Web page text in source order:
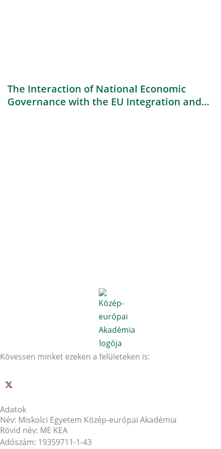
The Interaction of National Economic
Governance with the EU Integration and
Kövessen minket ezeken a felületeken is:
Adatok
Név: Miskolci Egyetem Közép-európai Akadémia
Rövid név: ME KEA
Adószám: 19359711-1-43